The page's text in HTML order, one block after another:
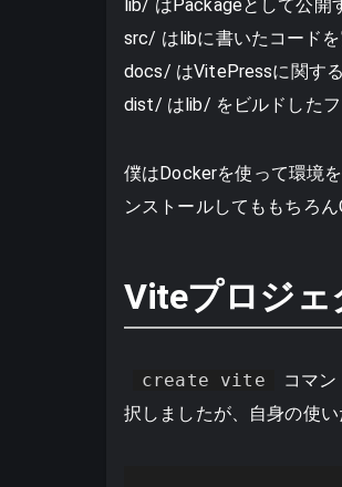
lib/ はPackageとして公開
src/ はlibに書いたコード
docs/ はVitePressに関す
dist/ はlib/ をビルドしたフ
僕はDockerを使って環境
ンストールしてももちろ
Viteプロジェ
create vite
コマ
択しましたが、自身の使い